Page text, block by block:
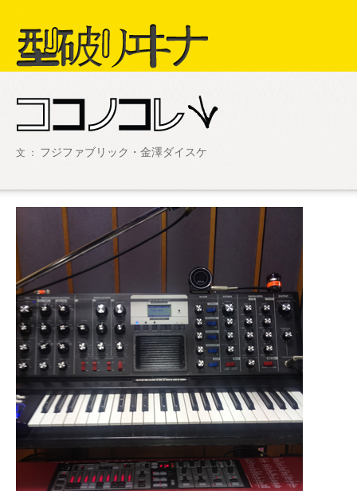
文 ： フジファブリック・金澤ダイスケ